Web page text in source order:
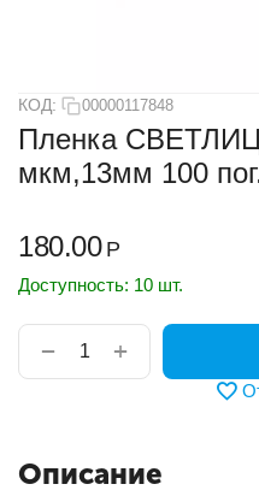
КОД: 00000117848
Пленка
мкм,13мм 100
180.00 Р
Доступность: 10 шт.
+
−
Описание